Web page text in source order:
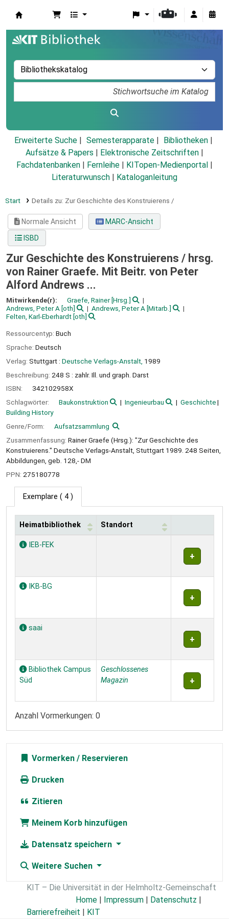
Erweiterte Suche Semesterapparate
Bibliotheken
Aufsätze & Papers
Elektronische Zeitschriften
Fachdatenbanken
Fernleihe KITopen-Medienportal
Literaturwunsch
Kataloganleitung
Start Details zu: Zur Geschichte des Konstruierens /
Normale Ansicht
MARC-Ansicht
ISBD
Zur Geschichte des Konstruierens / hrsg.
von Rainer Graefe. Mit Beitr. von Peter
Alford Andrews ...
Mitwirkende(r): Graefe, Rainer[Hrsg.]
Andrews, Peter A [oth] Andrews, Peter A[Mitarb.]
Felten, Karl-Eberhardt [oth]
Ressourcentyp: Buch
Sprache: Deutsch
Verlag: Stuttgart : Deutsche Verlags-Anstalt, 1989
Beschreibung: 248 S : zahlr. Ill. und graph. Darst
ISBN:
342102958X
Schlagwörter:
Baukonstruktion Ingenieurbau
Geschichte
Building History
Genre/Form:
Aufsatzsammlung
Zusammenfassung: Rainer Graefe (Hrsg.): "Zur Geschichte des
Konstruierens." Deutsche Verlags-Anstalt, Stuttgart 1989. 248 Seiten,
Abbildungen, geb. 128,- DM
PPN: 275180778
Exemplare ( 4 )
Exemplare
Heimatbibliothek Standort
IEB-FEK
IKB-BG
saai
Bibliothek Campus
Süd
Geschlossenes
Magazin
Anzahl Vormerkungen: 0
Vormerken
Drucken
Zitieren
Meinem Korb hinzufügen
Datensatz speichern
Weitere Suchen
KIT – Die Universität in der Helmholtz-Gemeinschaft
Home
Impressum Datenschutz
Barrierefreiheit
KIT